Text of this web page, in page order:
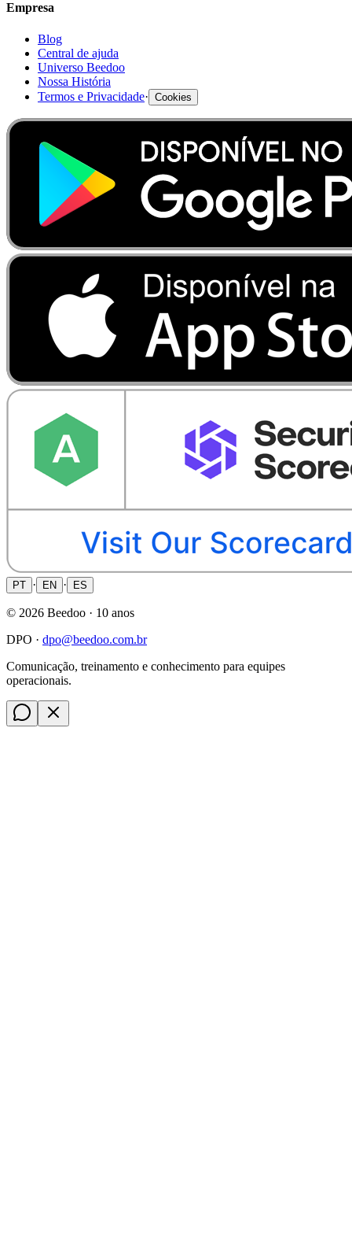
Empresa
Blog
Central de ajuda
Universo Beedoo
Nossa História
Termos e Privacidade· Cookies
PT · EN · ES
© 2026 Beedoo · 10 anos
DPO · dpo@beedoo.com.br
Comunicação, treinamento e conhecimento para equipes
operacionais.